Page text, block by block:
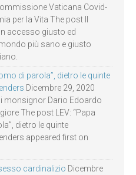
Vaticana Covid-
per la Vita The post Il
accesso giusto ed
più sano e giusto
di parola”, dietro le quinte
Dicembre 29, 2020
monsignor Dario Edoardo
The post LEV: “Papa
dietro le quinte
appeared first on
cardinalizio Dicembre